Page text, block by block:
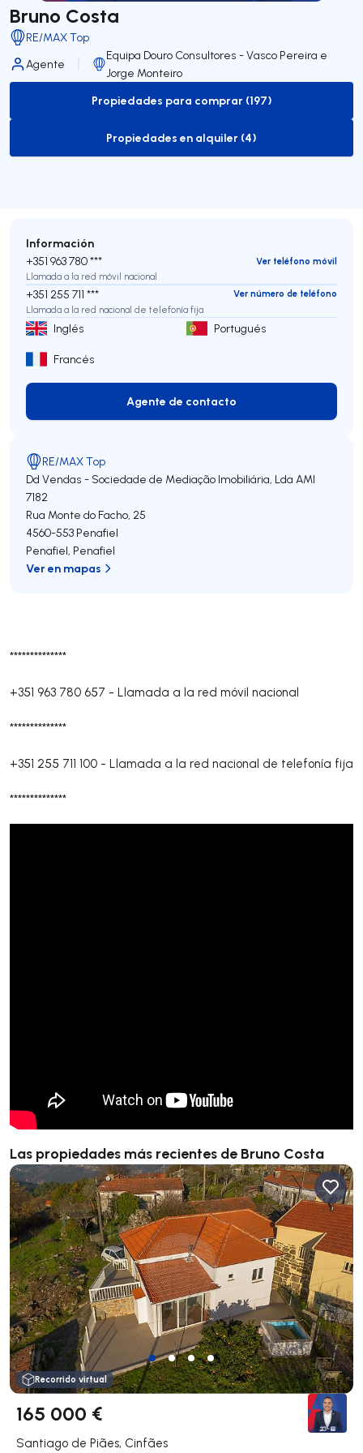
Bruno Costa
RE/MAX Top
Agente
Equipa Douro Consultores - Vasco Pereira e
Jorge Monteiro
to-buy-listing
Propiedades para comprar (197)
to-rent-listing
Propiedades en alquiler (4)
**************
+351 963 780 657 - Llamada a la red móvil nacional
**************
+351 255 711 100 - Llamada a la red nacional de telefonía fija
**************
Las propiedades más recientes de Bruno Costa
Recorrido virtual
165 000 €
Santiago de Piães, Cinfães
Información
+351 963 780 ***
Ver teléfono móvil
Llamada a la red móvil nacional
+351 255 711 ***
Ver número de teléfono
Llamada a la red nacional de telefonía fija
Inglés Portugués
Francés
Agente de contacto
Agente de contacto
RE/MAX Top
Dd Vendas - Sociedade de Mediação Imobiliária, Lda AMI
7182
Rua Monte do Facho, 25
4560-553 Penafiel
Penafiel, Penafiel
Ver en mapas